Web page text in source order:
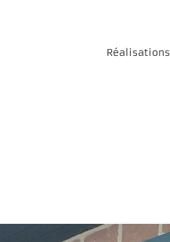
Réalisations